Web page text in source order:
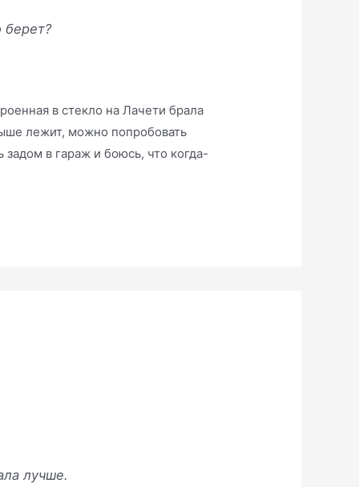
берет?
в стекло на Лачети брала
лежит, можно попробовать
задом в гараж и боюсь, что когда-
лучше.